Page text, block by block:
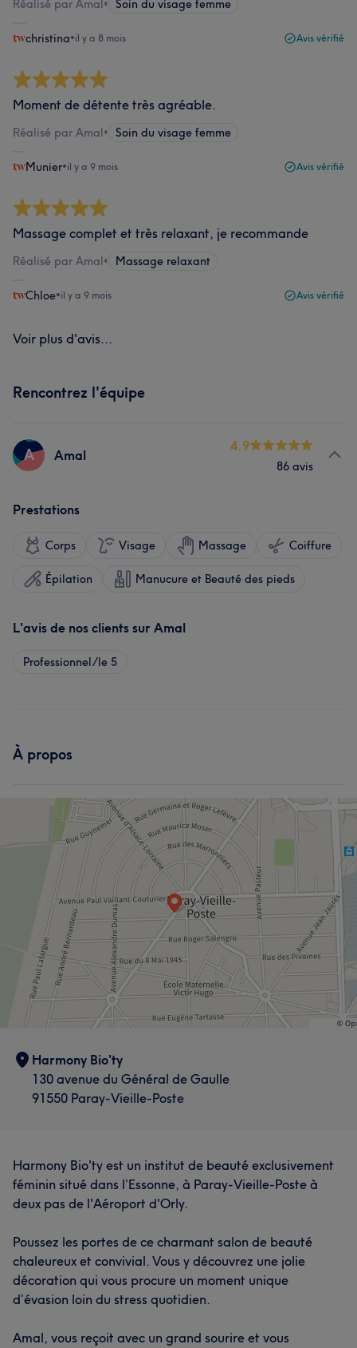
Réalisé par Amal • Soin du visage femme
christina•il y a 8 mois Avis vérifié
Moment de détente très agréable.
Réalisé par Amal• Soin du visage femme
Munier•il y a 9 mois Avis vérifié
Massage complet et très relaxant, je recommande
Réalisé par Amal• Massage relaxant
Chloe•il y a 9 mois Avis vérifié
Voir plus d'avis...
Rencontrez l'équipe
A Amal
4.9
86 avis
Prestations
Corps Visage Massage Coiffure
Épilation Manucure et Beauté des pieds
L'avis de nos clients sur Amal
Professionnel/le 5
À propos
Harmony Bio'ty
130 avenue du Général de Gaulle
91550 Paray-Vieille-Poste
Harmony Bio'ty est un institut de beauté exclusivement
féminin situé dans l’Essonne, à Paray-Vieille-Poste à
deux pas de l'Aéroport d'Orly.
Poussez les portes de ce charmant salon de beauté
chaleureux et convivial. Vous y découvrez une jolie
décoration qui vous procure un moment unique
d’évasion loin du stress quotidien.
Amal, vous reçoit avec un grand sourire et vous